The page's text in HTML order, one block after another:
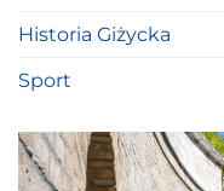
Historia Giżycka
Sport